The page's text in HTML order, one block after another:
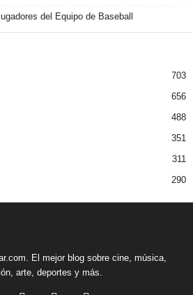
del Equipo de Baseball
703
656
488
351
311
290
El mejor blog sobre cine, música,
arte, deportes y más.